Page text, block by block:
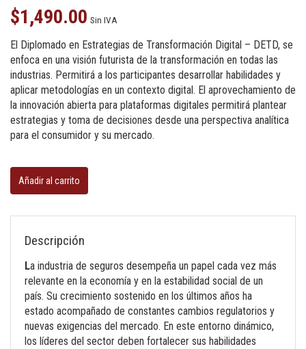
$1,490.00 Sin IVA
El Diplomado en Estrategias de Transformación Digital – DETD, se
enfoca en una visión futurista de la transformación en todas las
industrias. Permitirá a los participantes desarrollar habilidades y
aplicar metodologías en un contexto digital. El aprovechamiento de
la innovación abierta para plataformas digitales permitirá plantear
estrategias y toma de decisiones desde una perspectiva analítica
para el consumidor y su mercado.
de
seguros
cantidad
Añadir al carrito
Descripción
La industria de seguros desempeña un papel cada vez más
relevante en la economía y en la estabilidad social de un
país. Su crecimiento sostenido en los últimos años ha
estado acompañado de constantes cambios regulatorios y
nuevas exigencias del mercado. En este entorno dinámico,
los líderes del sector deben fortalecer sus habilidades